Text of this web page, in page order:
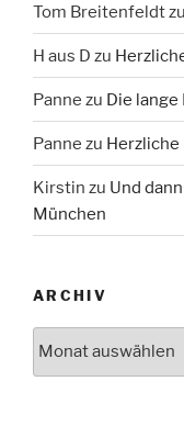
Tom Breitenfeldtzu
H aus D zu
Panne zu Die lange
Panne zu Herzliche
Kirstin zu Und
München
ARCHIV